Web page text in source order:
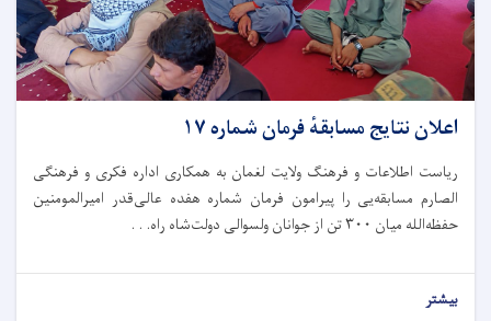
اعلان نتایج مسابقهٔ فرمان شماره ۱۷
ریاست اطلاعات و فرهنگ ولایت لغمان به همکاری اداره فکری و فرهنگی
الصارم مسابقه‌یی را پیرامون فرمان شماره هفده عالی‌قدر امیرالمومنین
حفظه‌الله میان ۳۰۰ تن از جوانان ولسوالی دولت‌شاه راه. . .
بیشتر